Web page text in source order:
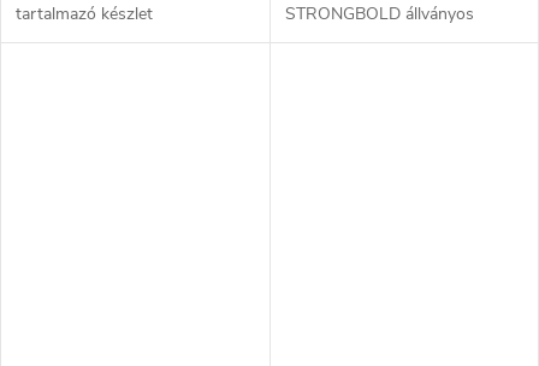
tartalmazó készlet
STRONGBOLD állványos
STRONGBOLD állványos
satuhoz. Erős és biztos